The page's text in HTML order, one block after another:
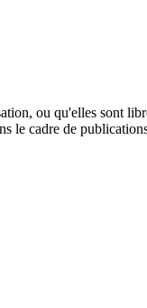
ou qu'elles sont
le cadre de